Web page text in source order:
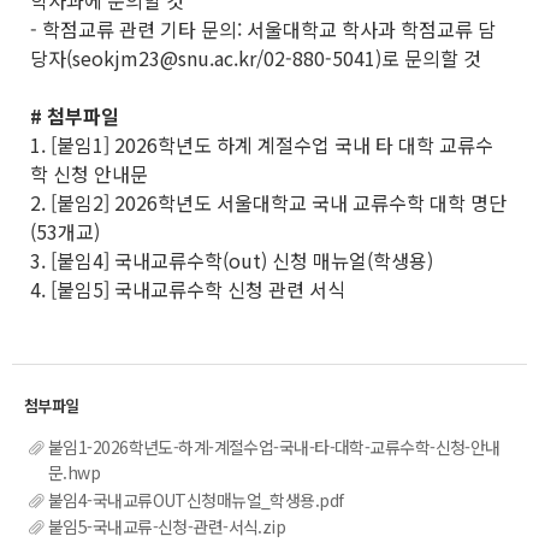
- 학점교류 관련 기타 문의: 서울대학교 학사과 학점교류 담
당자(seokjm23@snu.ac.kr/02-880-5041)로 문의할 것
# 첨부파일
1. [붙임1] 2026학년도 하계 계절수업 국내 타 대학 교류수
학 신청 안내문
2. [붙임2] 2026학년도 서울대학교 국내 교류수학 대학 명단
(53개교)
3. [붙임4] 국내교류수학(out) 신청 매뉴얼(학생용)
4. [붙임5] 국내교류수학 신청 관련 서식
붙임1-2026학년도-하계-계절수업-국내-타-대학-교류수학-신청-안내
문.hwp
붙임4-국내교류OUT신청매뉴얼_학생용.pdf
붙임5-국내교류-신청-관련-서식.zip